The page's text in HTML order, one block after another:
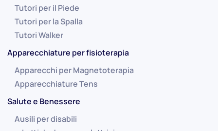
Tutori per il Piede
Tutori per la Spalla
Tutori Walker
Apparecchiature per fisioterapia
Apparecchi per Magnetoterapia
Apparecchiature Tens
Salute e Benessere
Ausili per disabili